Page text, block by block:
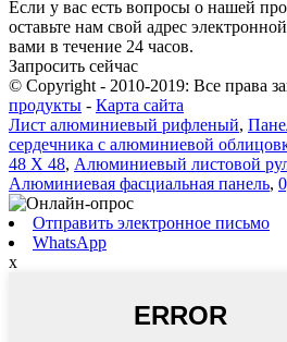
Если у вас есть вопросы о нашей
оставьте нам свой адрес
вами в течение 24 часов.
Запросить сейчас
© Copyright - 2010-2019: Все права
продукты - Карта сайта
Лист алюминиевый рифленый,
сердечника с алюминиевой
48 X 48, Алюминиевый листовой
Алюминиевая фасциальная панель,
Отправить электронное письмо
WhatsApp
x